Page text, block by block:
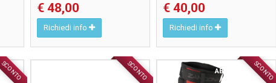
€ 48,00
Richiedi info
€ 40,00
Richiedi info
SCONTO SCONTO
ABBIGLIAMENTO SCONTO
ABBIGLIAMENTO